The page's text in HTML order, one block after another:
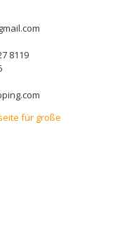
8119
für große